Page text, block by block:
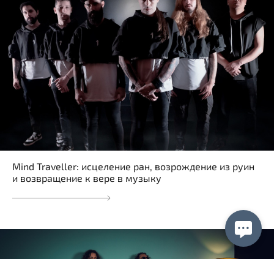
Mind Traveller: исцеление ран, возрождение из руин
и возвращение к вере в музыку